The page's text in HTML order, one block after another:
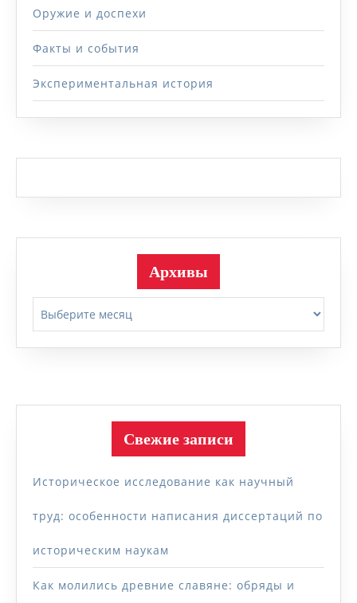
Оружие и доспехи
Факты и события
Экспериментальная история
Архивы
Свежие записи
Историческое исследование как научный
труд: особенности написания диссертаций по
историческим наукам
Как молились древние славяне: обряды и